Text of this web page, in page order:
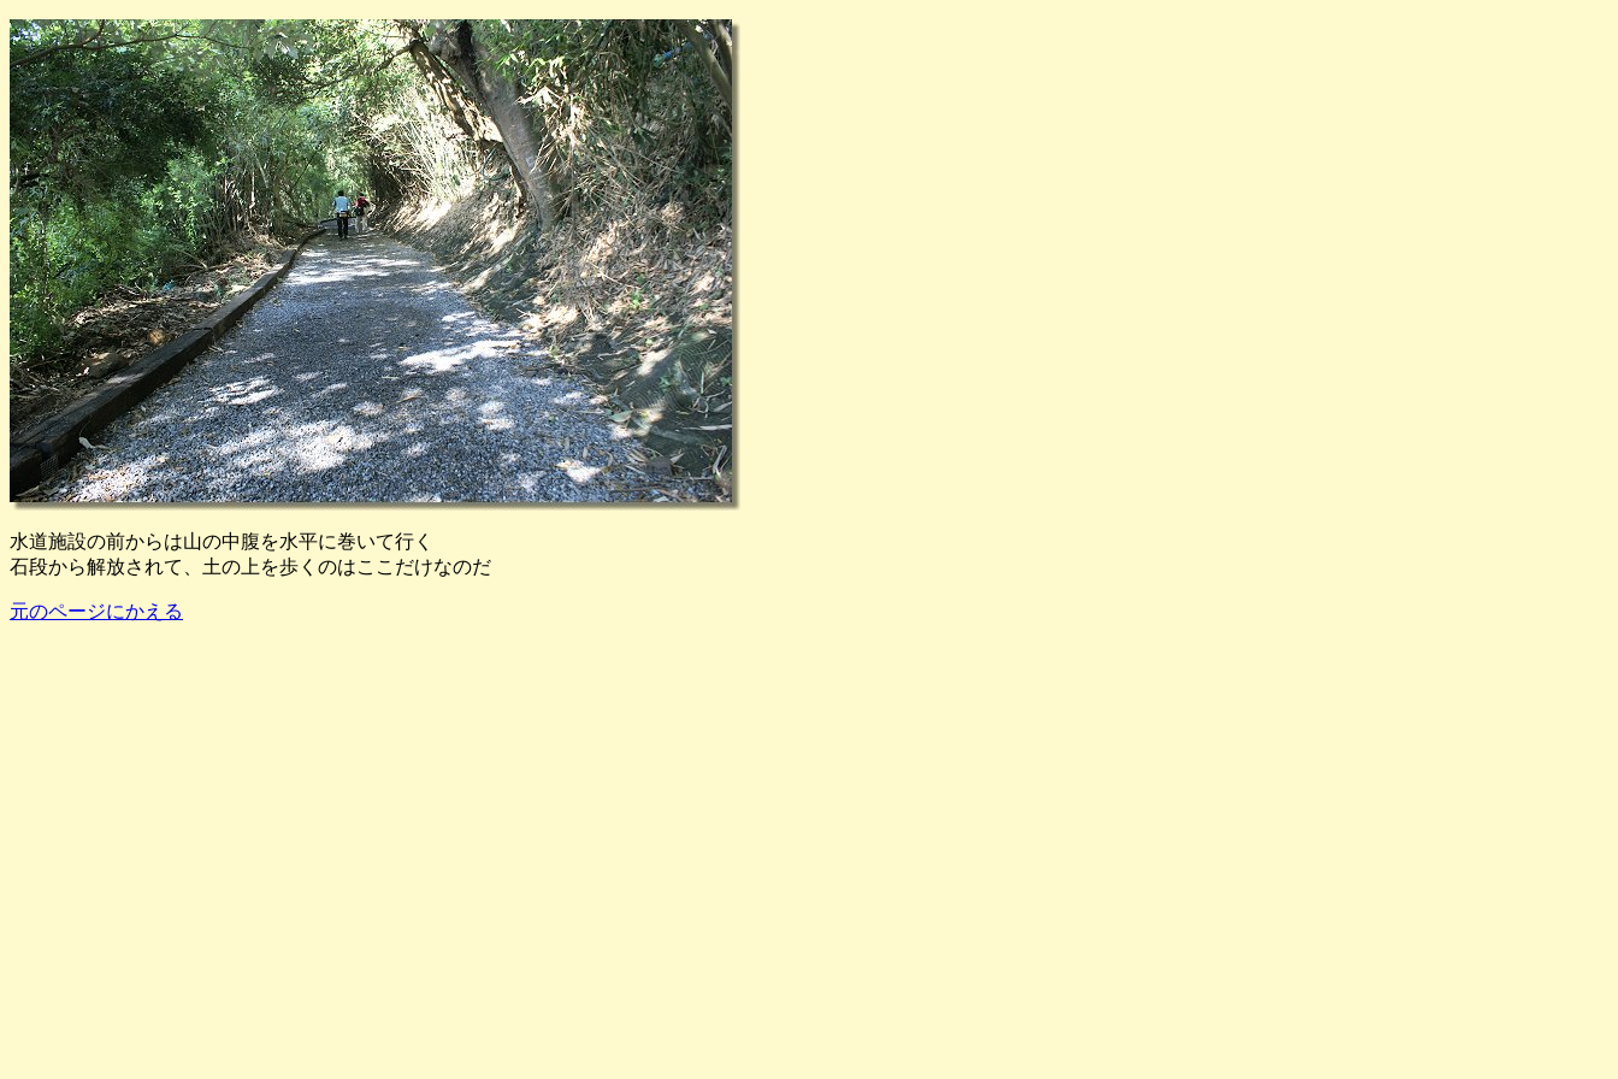
水道施設の前からは山の中腹を水平に巻いて行く
石段から解放されて、土の上を歩くのはここだけなのだ
元のページにかえる